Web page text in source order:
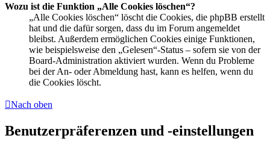
Wozu ist die Funktion „Alle Cookies löschen“?
„Alle Cookies löschen“ löscht die Cookies, die phpBB erstellt
hat und die dafür sorgen, dass du im Forum angemeldet
bleibst. Außerdem ermöglichen Cookies einige Funktionen,
wie beispielsweise den „Gelesen“-Status – sofern sie von der
Board-Administration aktiviert wurden. Wenn du Probleme
bei der An- oder Abmeldung hast, kann es helfen, wenn du
die Cookies löscht.
Nach oben
Benutzerpräferenzen und -einstellungen